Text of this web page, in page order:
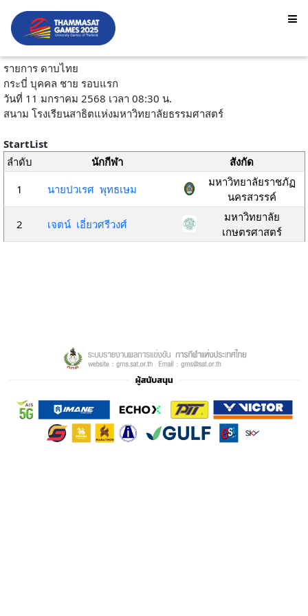
รายการ ดาบไทย
กระบี่ บุคคล ชาย รอบแรก
วันที่ 11 มกราคม 2568 เวลา 08:30 น.
สนาม โรงเรียนสาธิตแห่งมหาวิทยาลัยธรรมศาสตร์
StartList
ลำดับ
นักกีฬา
สังกัด
1
นายปวเรศ พุทธเษม
มหาวิทยาลัยราชภัฏ
นครสวรรค์
2
เจตน์ เอี่ยวศรีวงศ์
มหาวิทยาลัย
เกษตรศาสตร์